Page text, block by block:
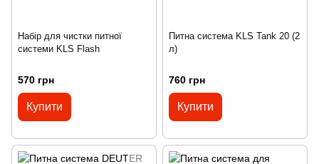
Набір для чистки питної
системи KLS Flash
570 грн
Купити
Питна система KLS Tank 20 (2
л)
760 грн
Купити